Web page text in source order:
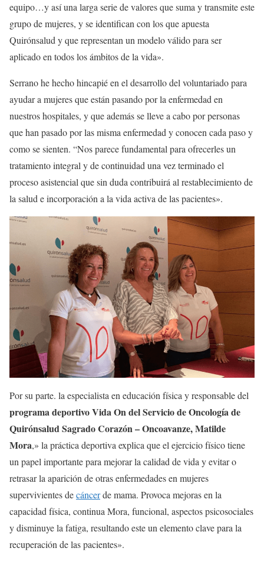
equipo…y así una larga serie de valores que suma y transmite este
grupo de mujeres, y se identifican con los que apuesta
Quirónsalud y que representan un modelo válido para ser
aplicado en todos los ámbitos de la vida».
Serrano he hecho hincapié en el desarrollo del voluntariado para
ayudar a mujeres que están pasando por la enfermedad en
nuestros hospitales, y que además se lleve a cabo por personas
que han pasado por las misma enfermedad y conocen cada paso y
como se sienten. “Nos parece fundamental para ofrecerles un
tratamiento integral y de continuidad una vez terminado el
proceso asistencial que sin duda contribuirá al restablecimiento de
la salud e incorporación a la vida activa de las pacientes».
Por su parte. la especialista en educación física y responsable del
programa deportivo Vida On del Servicio de Oncología de
Quirónsalud Sagrado Corazón – Oncoavanze, Matilde
Mora,» la práctica deportiva explica que el ejercicio físico tiene
un papel importante para mejorar la calidad de vida y evitar o
retrasar la aparición de otras enfermedades en mujeres
supervivientes decáncerde mama. Provoca mejoras en la
capacidad física, continua Mora, funcional, aspectos psicosociales
y disminuye la fatiga, resultando este un elemento clave para la
recuperación de las pacientes».